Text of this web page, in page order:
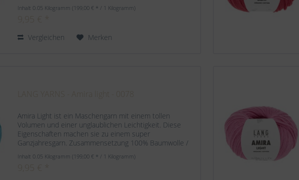
Inhalt 0.05 Kilogramm(199,00 € * / 1 Kilogramm)
Vergleichen Merken
Amira Light ist ein Maschengarn mit einem tollen
Volumen und einer unglaublichen Leichtigkeit. Diese
Eigenschaften machen sie zu einem super
Ganzjahresgarn. Zusammensetzung 100% Baumwolle /
Inhalt 0.05 Kilogramm(199,00 € * / 1 Kilogramm)